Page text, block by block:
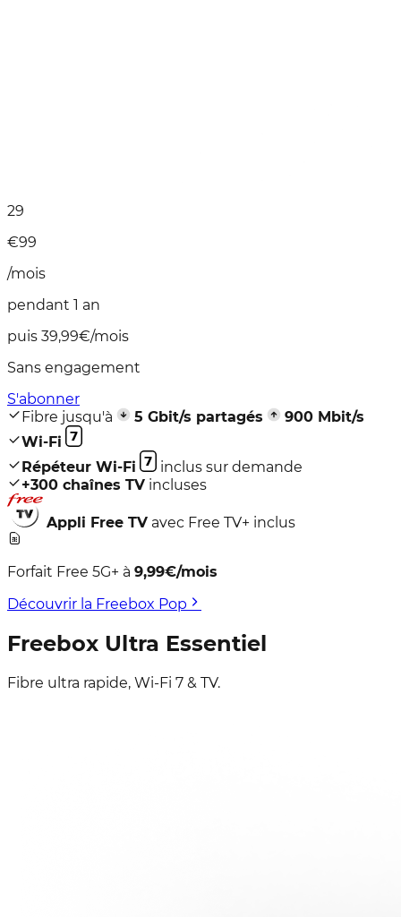
29
€99
/mois
pendant 1 an
puis 39,99€/mois
Sans engagement
S'abonner
Fibre jusqu'à
5 Gbit/s partagés 900 Mbit/s
Wi-Fi
Répéteur Wi-Fi
inclus sur demande
+300 chaînes TV incluses
Appli Free TV avec Free TV+ inclus
Forfait Free 5G+ à 9,99€/mois
Découvrir la Freebox Pop
Freebox Ultra Essentiel
Fibre ultra rapide, Wi-Fi 7 & TV.